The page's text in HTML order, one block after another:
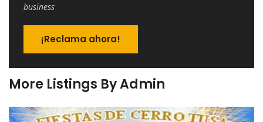
business
¡Reclama ahora!
More Listings By Admin